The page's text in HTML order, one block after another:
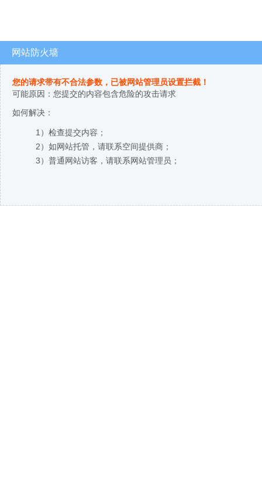
网站防火墙
您的请求带有不合法参数，已被网站管理员设置拦截！
可能原因：您提交的内容包含危险的攻击请求
如何解决：
1）检查提交内容；
2）如网站托管，请联系空间提供商；
3）普通网站访客，请联系网站管理员；